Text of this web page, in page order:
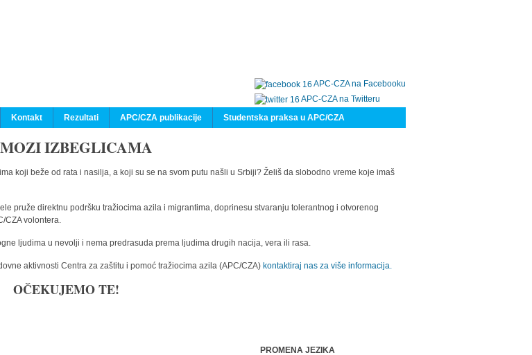
APC-CZA na Facebooku
APC-CZA na Twitteru
Kontakt Rezultati APC/CZA publikacije Studentska praksa u APC/CZA
IZBEGLICAMA
koji beže od rata i nasilja, a koji su se na svom putu našli u Srbiji? Želiš da slobodno vreme koje imaš
pruže direktnu podršku tražiocima azila i migrantima, doprinesu stvaranju tolerantnog i otvorenog
CZA volontera.
ljudima u nevolji i nema predrasuda prema ljudima drugih nacija, vera ili rasa.
aktivnosti Centra za zaštitu i pomoć tražiocima azila (APC/CZA) kontaktiraj nas za više informacija.
OČEKUJEMO TE!
PROMENA JEZIKA